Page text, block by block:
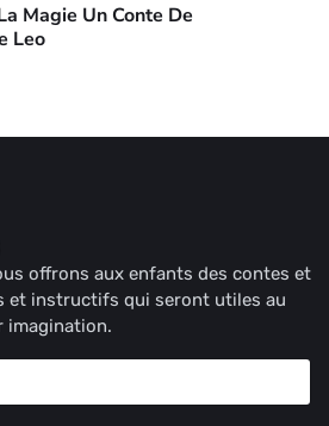
Magie Un Conte De
Leo
offrons aux enfants des contes et
et instructifs qui seront utiles au
imagination.